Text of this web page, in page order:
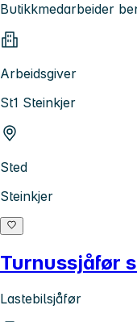
Butikkmedarbeider
Arbeidsgiver
St1 Steinkjer
Sted
Steinkjer
Turnussjåfør
Lastebilsjåfør